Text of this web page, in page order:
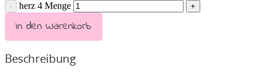
herz 4 Menge
In den Warenkorb
Beschreibung